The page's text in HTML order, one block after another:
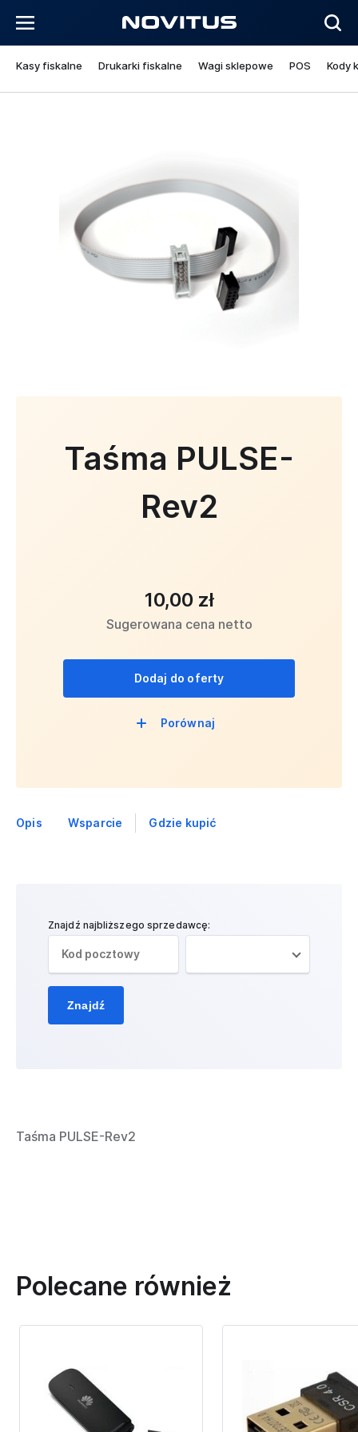
Kasy fiskalne Drukarki fiskalne Wagi sklepowe POS Kody
Taśma PULSE-
Rev2
10,00 zł
Sugerowana cena netto
Dodaj do oferty
Porównaj
Opis Wsparcie Gdzie kupić
Znajdź najbliższego sprzedawcę:
Znajdź
Taśma PULSE-Rev2
Polecane również